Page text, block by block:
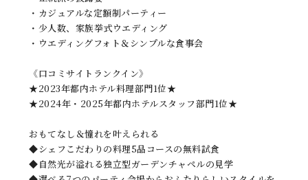
・カジュアルな定額制パーティー
・少人数、家族挙式ウエディング
・ウエディングフォト＆シンプルな食事会
《口コミサイトランクイン》
★2023年都内ホテル料理部門1位★
★2024年・2025年都内ホテルスタッフ部門1位★
おもてなし＆憧れを叶えられる
◆シェフこだわりの料理5品コースの無料試食
◆自然光が溢れる独立型ガーデンチャペルの見学